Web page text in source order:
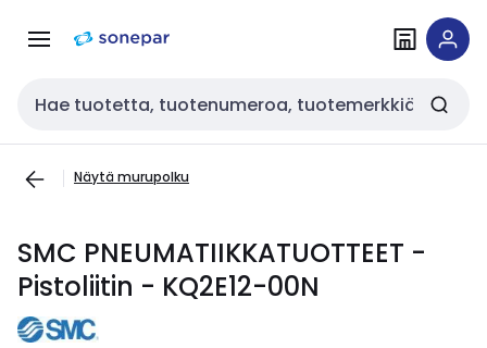
navigointiinsisältöön
Haku
Näytä murupolku
SMC PNEUMATIIKKATUOTTEET -
Pistoliitin - KQ2E12-00N